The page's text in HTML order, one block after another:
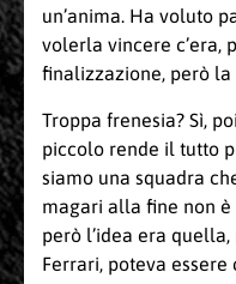
un’anima. Ha voluto
volerla vincere c’era,
finalizzazione, però
Troppa frenesia? Sì,
piccolo rende il tutto
siamo una squadra
magari alla fine non
però l’idea era
Ferrari, poteva